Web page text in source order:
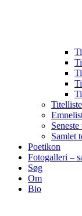
Samlet
Poetikon
Fotogalleri –
Søg
Om
Bio